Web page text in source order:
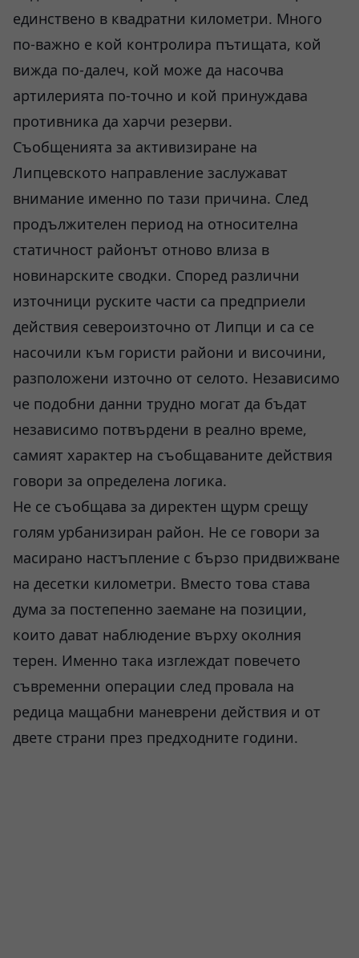
единствено в квадратни километри. Много
по-важно е кой контролира пътищата, кой
вижда по-далеч, кой може да насочва
артилерията по-точно и кой принуждава
противника да харчи резерви.
Съобщенията за активизиране на
Липцевското направление заслужават
внимание именно по тази причина. След
продължителен период на относителна
статичност районът отново влиза в
новинарските сводки. Според различни
източници руските части са предприели
действия североизточно от Липци и са се
насочили към гористи райони и височини,
разположени източно от селото. Независимо
че подобни данни трудно могат да бъдат
независимо потвърдени в реално време,
самият характер на съобщаваните действия
говори за определена логика.
Не се съобщава за директен щурм срещу
голям урбанизиран район. Не се говори за
масирано настъпление с бързо придвижване
на десетки километри. Вместо това става
дума за постепенно заемане на позиции,
които дават наблюдение върху околния
терен. Именно така изглеждат повечето
съвременни операции след провала на
редица мащабни маневрени действия и от
двете страни през предходните години.